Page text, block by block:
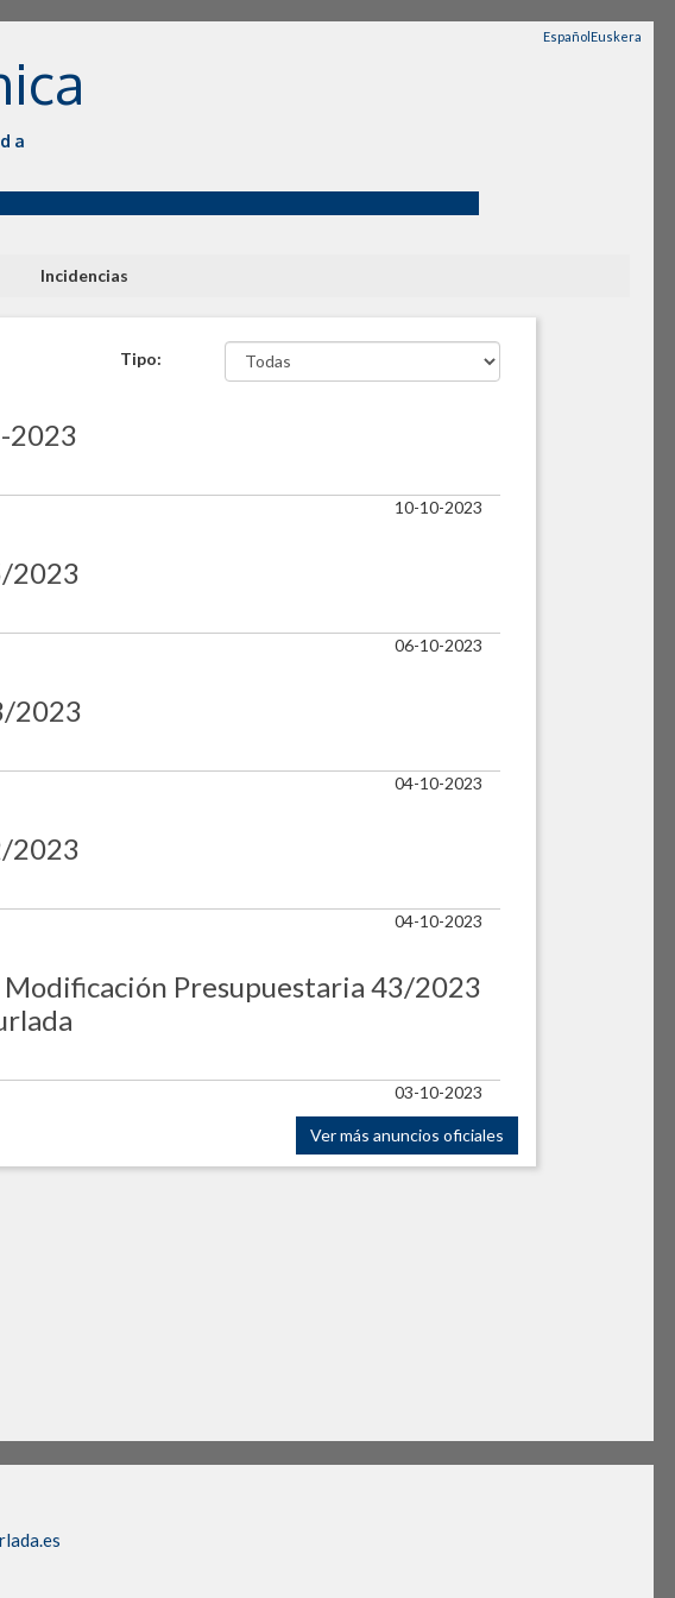
EspañolEuskera
Incidencias
Tipo:
2023
10-10-2023
2023
06-10-2023
2023
04-10-2023
2023
04-10-2023
Presupuestaria 43/2023
03-10-2023
Ver más anuncios oficiales